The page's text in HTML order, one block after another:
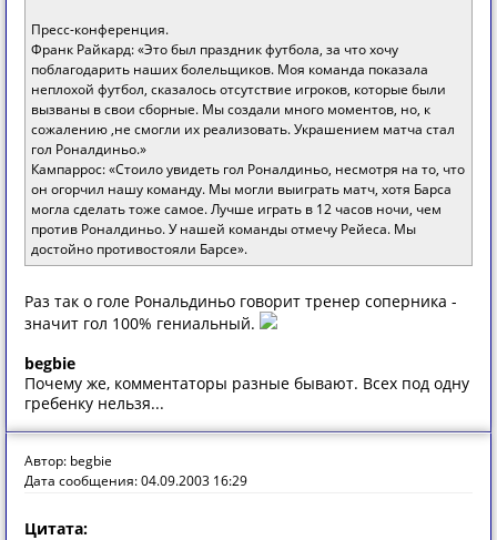
Пресс-конференция.
Франк Райкард: «Это был праздник футбола, за что хочу
поблагодарить наших болельщиков. Моя команда показала
неплохой футбол, сказалось отсутствие игроков, которые были
вызваны в свои сборные. Мы создали много моментов, но, к
сожалению ,не смогли их реализовать. Украшением матча стал
гол Роналдиньо.»
Кампаррос: «Стоило увидеть гол Роналдиньо, несмотря на то, что
он огорчил нашу команду. Мы могли выиграть матч, хотя Барса
могла сделать тоже самое. Лучше играть в 12 часов ночи, чем
против Роналдиньо. У нашей команды отмечу Рейеса. Мы
достойно противостояли Барсе».
Раз так о голе Рональдиньо говорит тренер соперника -
значит гол 100% гениальный.
begbie
Почему же, комментаторы разные бывают. Всех под одну
гребенку нельзя...
Автор: begbie
Дата сообщения: 04.09.2003 16:29
Цитата: